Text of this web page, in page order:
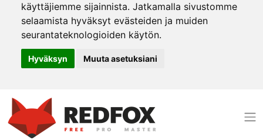
käyttäjiemme sijainnista. Jatkamalla sivustomme
selaamista hyväksyt evästeiden ja muiden
seurantateknologioiden käytön.
Hyväksyn Muuta asetuksiani